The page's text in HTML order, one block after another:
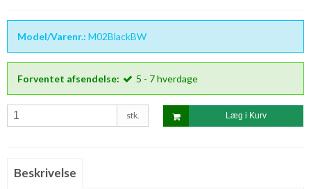
Model/Varenr.: M02BlackBW
Forventet afsendelse: 5 - 7 hverdage
stk. Læg i Kurv
Beskrivelse